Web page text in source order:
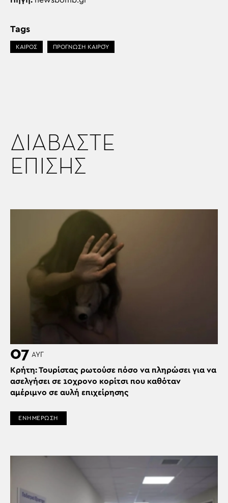
Tags
ΚΑΙΡΟΣ ΠΡΌΓΝΩΣΗ ΚΑΙΡΟΎ
ΔΙΑΒΑΣΤΕ
ΕΠΙΣΗΣ
07 ΑΥΓ
Κρήτη: Τουρίστας ρωτούσε πόσο να πληρώσει για να
ασελγήσει σε 10χρονο κορίτσι που καθόταν
αμέριμνο σε αυλή επιχείρησης
ΕΝΗΜΕΡΩΣΗ